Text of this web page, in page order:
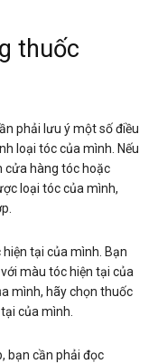
thuốc
phải lưu ý một số điều
loại tóc của mình. Nếu
cửa hàng tóc hoặc
loại tóc của mình,
tại của mình. Bạn
màu tóc hiện tại của
mình, hãy chọn thuốc
của mình.
bạn cần phải đọc